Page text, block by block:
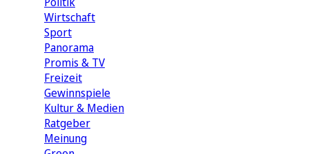
Wirtschaft
Sport
Panorama
Promis & TV
Freizeit
Gewinnspiele
Kultur & Medien
Ratgeber
Meinung